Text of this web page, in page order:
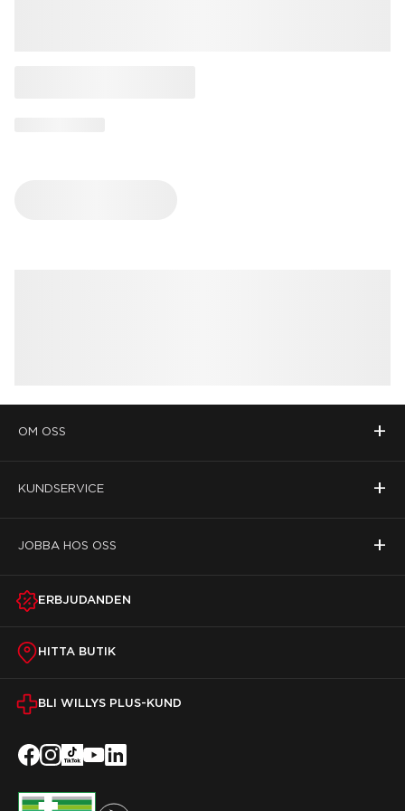
OM OSS +
KUNDSERVICE +
JOBBA HOS OSS +
ERBJUDANDEN
HITTA BUTIK
BLI WILLYS PLUS-KUND